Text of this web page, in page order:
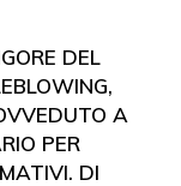
DEL
A
PER
DI